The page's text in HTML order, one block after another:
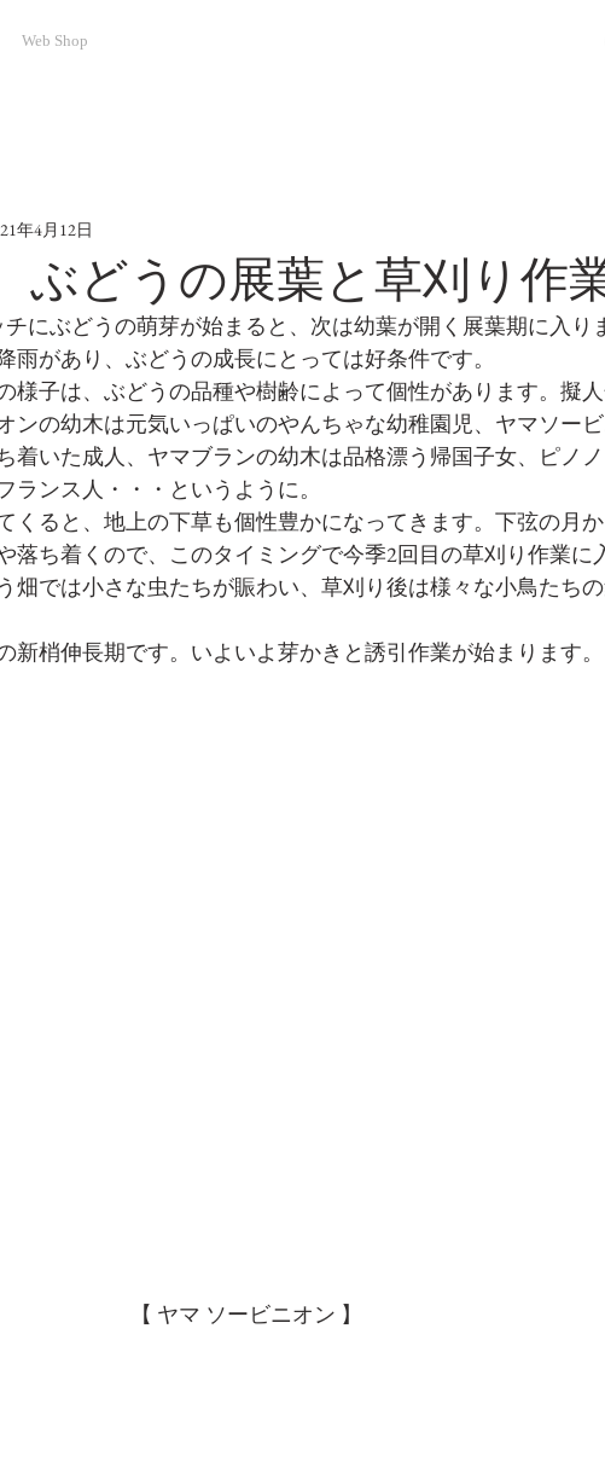
Web Shop
ぶどうの展葉と草刈り作
年4月12日
にぶどうの萌芽が始まると、次は幼葉が開く展葉期に入り
雨があり、ぶどうの成長にとっては好条件です。
様子は、ぶどうの品種や樹齢によって個性があります。擬
ンの幼木は元気いっぱいのやんちゃな幼稚園児、ヤマソー
着いた成人、ヤマブランの幼木は品格漂う帰国子女、ピノ
ランス人・・・というように。
くると、地上の下草も個性豊かになってきます。下弦の月
落ち着くので、このタイミングで今季2回目の草刈り作業に
畑では小さな虫たちが賑わい、草刈り後は様々な小鳥たち
新梢伸長期です。いよいよ芽かきと誘引作業が始まります。
【 ヤマ ソービニオン 】